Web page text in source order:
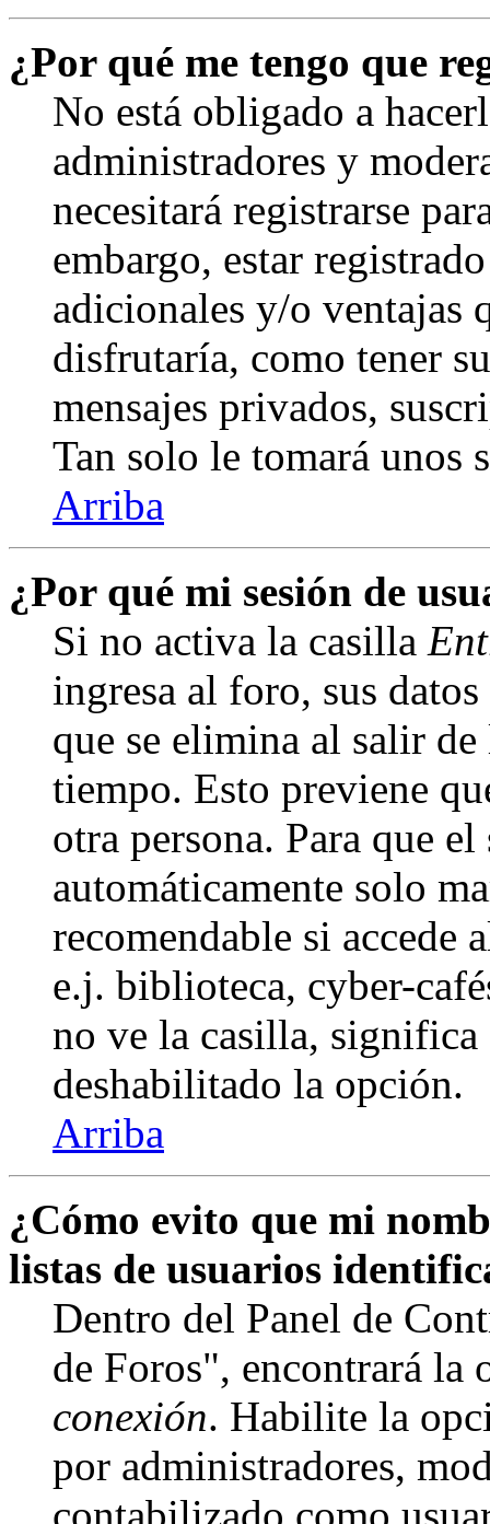
¿Por qué me tengo que
No está obligado a
administradores y
necesitará registrarse
embargo, estar
adicionales y/o ventajas
disfrutaría, como tener
mensajes privados,
Tan solo le tomará unos
Arriba
¿Por qué mi sesión de
Si no activa la casilla
ingresa al foro, sus
que se elimina al salir
tiempo. Esto previene
otra persona. Para que
automáticamente solo
recomendable si accede
e.j. biblioteca, cyber-
no ve la casilla,
deshabilitado la opción.
Arriba
¿Cómo evito que mi
listas de usuarios
Dentro del Panel de
de Foros", encontrará la
conexión. Habilite la
por administradores,
contabilizado como